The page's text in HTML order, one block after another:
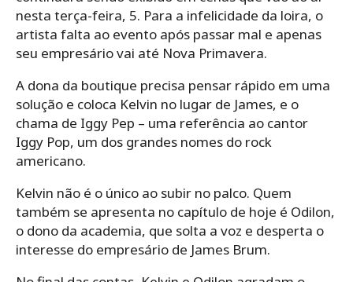
nesta terça-feira, 5. Para a infelicidade da loira, o
artista falta ao evento após passar mal e apenas
seu empresário vai até Nova Primavera.
A dona da boutique precisa pensar rápido em uma
solução e coloca Kelvin no lugar de James, e o
chama de Iggy Pep – uma referência ao cantor
Iggy Pop, um dos grandes nomes do rock
americano.
Kelvin não é o único ao subir no palco. Quem
também se apresenta no capítulo de hoje é Odilon,
o dono da academia, que solta a voz e desperta o
interesse do empresário de James Brum.